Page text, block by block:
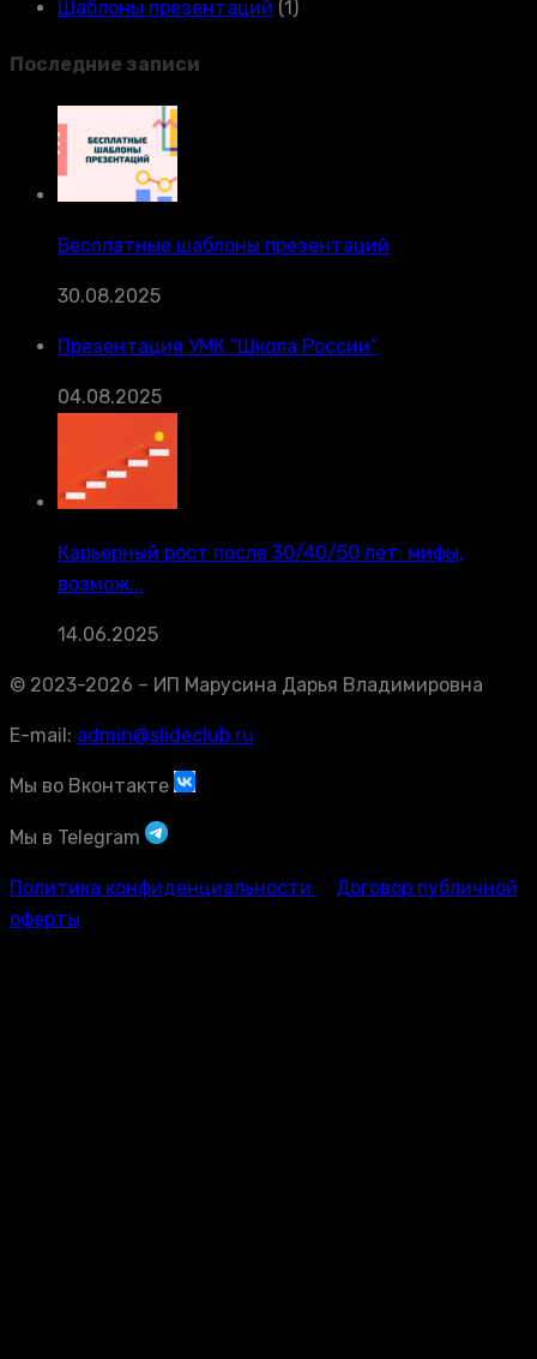
Шаблоны презентаций (1)
Последние записи
Бесплатные шаблоны презентаций
30.08.2025
Презентация УМК “Школа России”
04.08.2025
Карьерный рост после 30/40/50 лет: мифы,
возмож...
14.06.2025
© 2023-2026 – ИП Марусина Дарья Владимировна
E-mail: admin@slideclub.ru
Мы во Вконтакте
Мы в Telegram
Политика конфиденциальности
Договор публичной
оферты